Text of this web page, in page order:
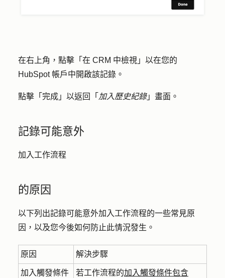
在右上角，點擊「 在 CRM 中檢視 」以在您的
HubSpot 帳戶中開啟該記錄。
點擊 「完成」 以返回「 加入歷史紀錄」畫面。
記錄可能意外
加入工作流程
的原因
以下列出記錄可能意外加入工作流程的一些常見原
因，以及您今後如何防止此情況發生。
原因 解決步驟
加入觸發條件
若工作流程的加入觸發條件包含